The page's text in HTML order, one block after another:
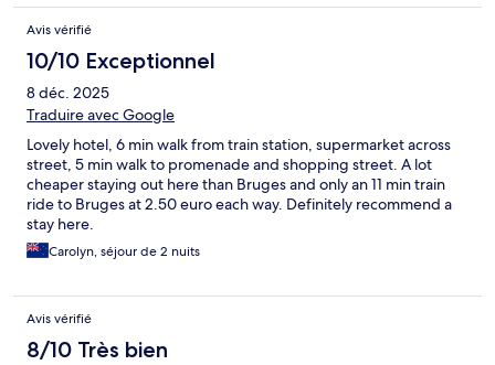
Avis vérifié
10/10 Exceptionnel
8 déc. 2025
Traduire avec Google
Lovely hotel, 6 min walk from train station, supermarket across
street, 5 min walk to promenade and shopping street. A lot
cheaper staying out here than Bruges and only an 11 min train
ride to Bruges at 2.50 euro each way. Definitely recommend a
stay here.
Carolyn, séjour de 2 nuits
Avis vérifié
8/10 Très bien